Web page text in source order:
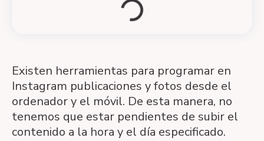
Existen herramientas para programar en
Instagram publicaciones y fotos desde el
ordenador y el móvil. De esta manera, no
tenemos que estar pendientes de subir el
contenido a la hora y el día especificado.